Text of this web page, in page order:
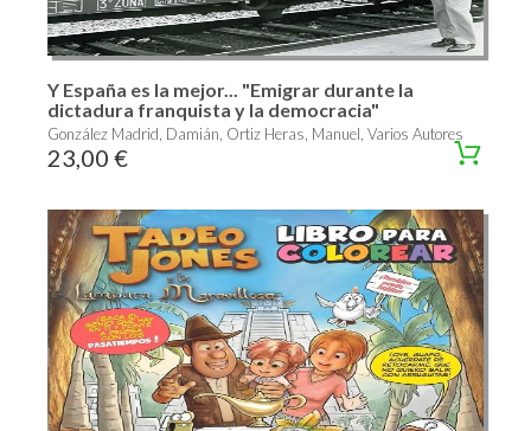
Y España es la mejor... "Emigrar durante la
dictadura franquista y la democracia"
González Madrid, Damián, Ortiz Heras, Manuel, Varios Autores
23,00 €